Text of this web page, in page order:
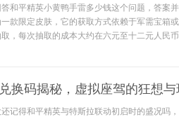
和平精英小黄鸭手雷多少钱这个问题，答案
款限定皮肤，它的获取方式依赖于军需宝箱
，每次抽取的成本大约在六元至十二元人民
换码揭秘，虚拟座驾的狂想与
记得和平精英与特斯拉联动初启时的盛况吗